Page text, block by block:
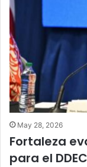
May 28, 2026
Fortaleza
para el